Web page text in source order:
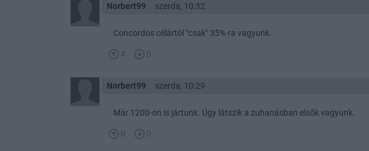
Norbert99 szerda, 10:32
Concordos célártól "csak" 35%-ra vagyunk.
4 0
Norbert99 szerda, 10:29
Már 1200-on is jártunk. Úgy látszik a zuhanásban elsők vagyunk.
0 0